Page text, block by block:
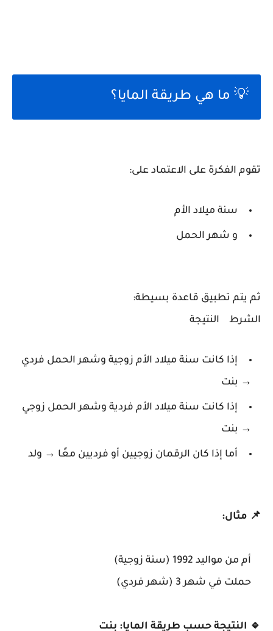
💡 ما هي طريقة المايا؟
تقوم الفكرة على الاعتماد على:
سنة ميلاد الأم
و شهر الحمل
ثم يتم تطبيق قاعدة بسيطة:
الشرط النتيجة
إذا كانت سنة ميلاد الأم زوجية وشهر الحمل فردي
→ بنت
إذا كانت سنة ميلاد الأم فردية وشهر الحمل زوجي
→ بنت
أما إذا كان الرقمان زوجيين أو فرديين معًا → ولد
📌 مثال:
أم من مواليد 1992 (سنة زوجية)
حملت في شهر 3 (شهر فردي)
🔹 النتيجة حسب طريقة المايا: بنت